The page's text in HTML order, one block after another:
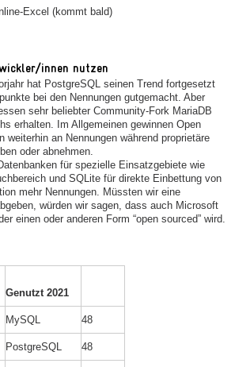
Excel (kommt bald)
innen nutzen
hat PostgreSQL seinen Trend fortgesetzt
bei den Nennungen gutgemacht. Aber
sehr beliebter Community-Fork MariaDB
erhalten. Im Allgemeinen gewinnen Open
weiterhin an Nennungen während proprietäre
oder abnehmen.
für spezielle Einsatzgebiete wie
und SQLite für direkte Einbettung von
mehr Nennungen. Müssten wir eine
würden wir sagen, dass auch Microsoft
einen oder anderen Form “open sourced” wird.
Genutzt 2021
MySQL 48
PostgreSQL 48